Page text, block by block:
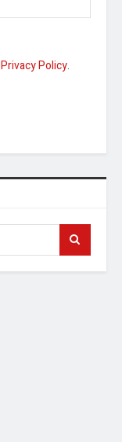
Privacy Policy.